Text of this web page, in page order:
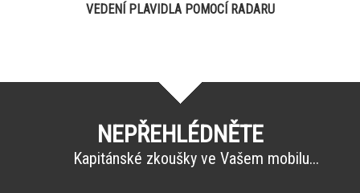
VEDENÍ PLAVIDLA POMOCÍ RADARU
NEPŘEHLÉDNĚTE
Kapitánské zkoušky ve Vašem mobilu...